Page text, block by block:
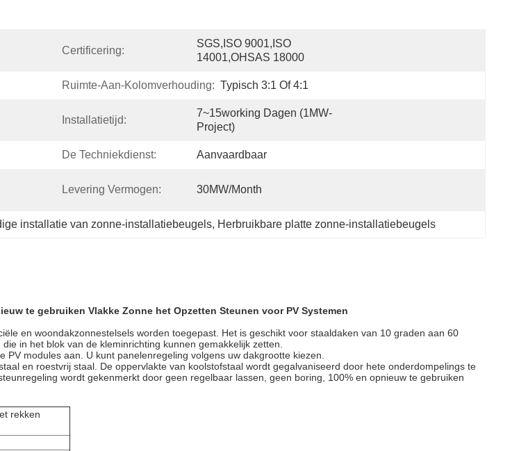
Certificering:
SGS,ISO 9001,ISO
14001,OHSAS 18000
Ruimte-Aan-Kolomverhouding: Typisch 3:1 Of 4:1
Installatietijd:
7~15working Dagen (1MW-
Project)
De Techniekdienst: Aanvaardbaar
Levering Vermogen: 30MW/month
installatie van zonne-installatiebeugels, Herbruikbare platte zonne-installatiebeugels
te gebruiken Vlakke Zonne het Opzetten Steunen voor PV Systemen
en woondakzonnestelsels worden toegepast. Het is geschikt voor staaldaken van 10 graden aan 60
in het blok van de kleminrichting kunnen gemakkelijk zetten.
modules aan. U kunt panelenregeling volgens uw dakgrootte kiezen.
en roestvrij staal. De oppervlakte van koolstofstaal wordt gegalvaniseerd door hete onderdompelings te
wordt gekenmerkt door geen regelbaar lassen, geen boring, 100% en opnieuw te gebruiken
rekken